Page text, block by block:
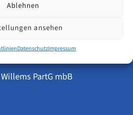
Ablehnen
ansehen
DatenschutzImpressum
PartG mbB